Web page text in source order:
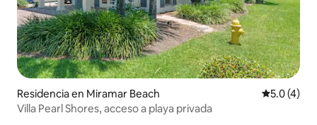
Residencia en Miramar Beach
5.0 (4)
Villa Pearl Shores, acceso a playa privada